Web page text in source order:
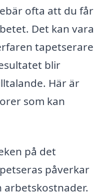
ofta att du får
Det kan vara
tapetserare
blir
Här är
som kan
på det
påverkar